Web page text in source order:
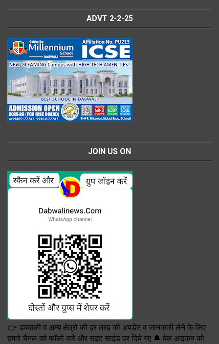
ADVT 2-2-25
JOIN US ON
👉 डबवाली व अन्य क्षेत्रों की हर तरह की अपडेट व जानकारी लेने के लिए
हमारे चैनल को फॉलो करें और राइट साईड पर दिये गए 🔔 बेल आइकन को